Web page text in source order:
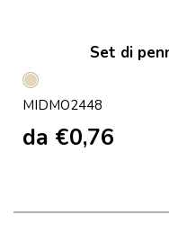
Set di
Beige
MIDMO2448
da €0,76